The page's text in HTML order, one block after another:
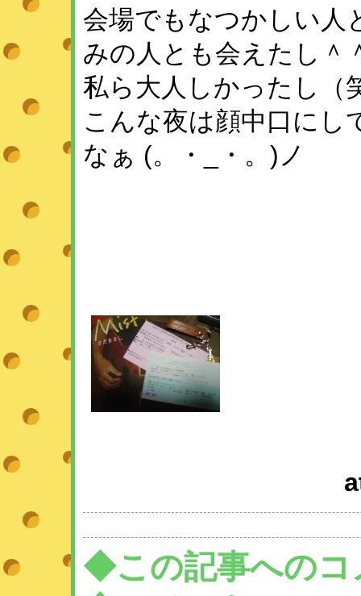
会場でもなつかしい人
みの人とも会えたし＾
私ら大人しかったし（
こんな夜は顔中口にし
なぁ (。・_・。)ノ
◆この記事へのコ